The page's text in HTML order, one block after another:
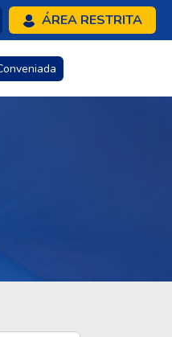
ÁREA RESTRITA